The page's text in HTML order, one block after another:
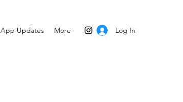
App Updates More Log In